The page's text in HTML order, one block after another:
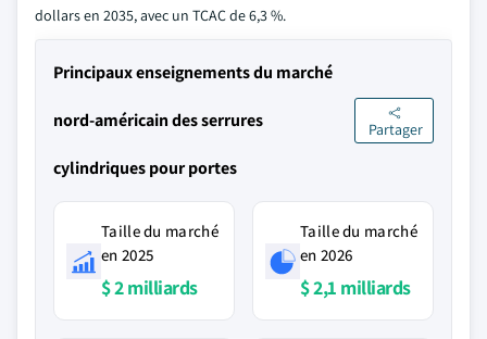
dollars en 2035, avec un TCAC de 6,3 %.
Principaux enseignements du marché
nord-américain des serrures
cylindriques pour portes
Partager
Taille du marché
en 2025
$ 2 milliards
Taille du marché
en 2026
$ 2,1 milliards